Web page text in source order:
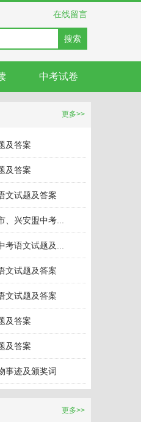
在线留言
搜索
中考试卷
更多>>
及答案
及答案
文试题及答案
兴安盟中考...
语文试题及...
文试题及答案
文试题及答案
及答案
及答案
事迹及颁奖词
更多>>